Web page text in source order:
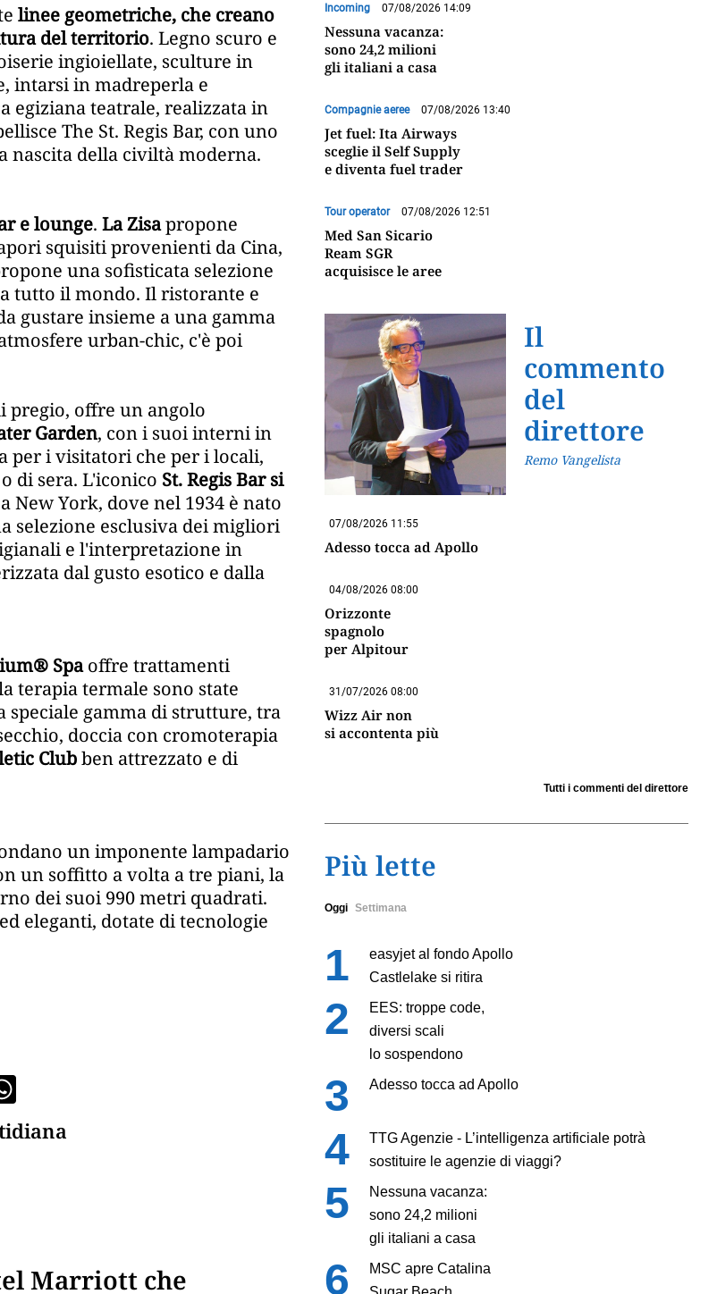
linee geometriche, che creano
del territorio. Legno scuro e
ingioiellate, sculture in
intarsi in madreperla e
egiziana teatrale, realizzata in
The St. Regis Bar, con uno
nascita della civiltà moderna.
e lounge. La Zisapropone
squisiti provenienti da Cina,
una sofisticata selezione
tutto il mondo. Il ristorante e
gustare insieme a una gamma
urban-chic, c'è poi
pregio, offre un angolo
Garden, con i suoi interni in
per i visitatori che per i locali,
di sera. L'iconico St. Regis Bar si
York, dove nel 1934 è nato
selezione esclusiva dei migliori
e l'interpretazione in
dal gusto esotico e dalla
Spaoffre trattamenti
terapia termale sono state
speciale gamma di strutture, tra
doccia con cromoterapia
Clubben attrezzato e di
un imponente lampadario
un soffitto a volta a tre piani, la
dei suoi 990 metri quadrati.
eleganti, dotate di tecnologie
Marriott che
Incoming 07/08/2026 14:09
Nessuna vacanza:
sono 24,2 milioni
gli italiani a casa
Compagnie aeree 07/08/2026 13:40
Jet fuel: Ita Airways
sceglie il Self Supply
e diventa fuel trader
Tour operator 07/08/2026 12:51
Med San Sicario
Ream SGR
acquisisce le aree
Il
commento
del
direttore
Remo Vangelista
07/08/2026 11:55
Adesso tocca ad Apollo
04/08/2026 08:00
Orizzonte
spagnolo
per Alpitour
31/07/2026 08:00
Wizz Air non
si accontenta più
Tutti i commenti del direttore
Più lette
Oggi Settimana
easyjet al fondo Apollo
Castlelake si ritira
EES: troppe code,
diversi scali
lo sospendono
Adesso tocca ad Apollo
TTG Agenzie - L’intelligenza artificiale potrà
sostituire le agenzie di viaggi?
Nessuna vacanza:
sono 24,2 milioni
gli italiani a casa
MSC apre Catalina